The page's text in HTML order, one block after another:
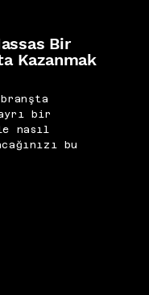
Bir
Kazanmak
bir
nasıl
bu